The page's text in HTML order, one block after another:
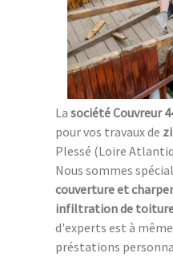
La société Couvreur
pour vos travaux de
Plessé (Loire
Nous sommes
couverture et
infiltration de
d'experts est à
préstations